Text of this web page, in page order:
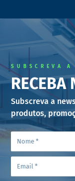
SUBSCREVA A
RECEBA
Subscreva a
produtos,